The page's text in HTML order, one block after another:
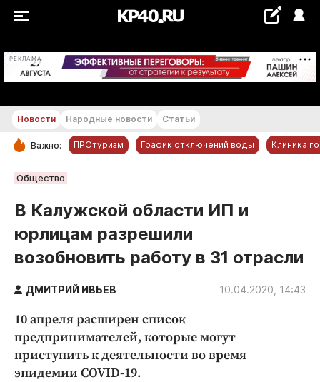
РЕКЛАМА +28...+29 °С
РУБРИКИ
Новости компаний
Статьи
Народные новости
Авто и транспорт
Криминал
Культура
Недвижимость и ЖКХ
Новости Народные новости Статьи
Важно: ПРОтуризм График отключений воды Клиника
Общество
В Калужской области ИП и
юрлицам разрешили
возобновить работу в 31 отрасли
ДМИТРИЙ ИВЬЕВ 10.04.2020, 14:43
10 апреля расширен список
предпринимателей, которые могут
приступить к деятельности во время
эпидемии COVID-19.